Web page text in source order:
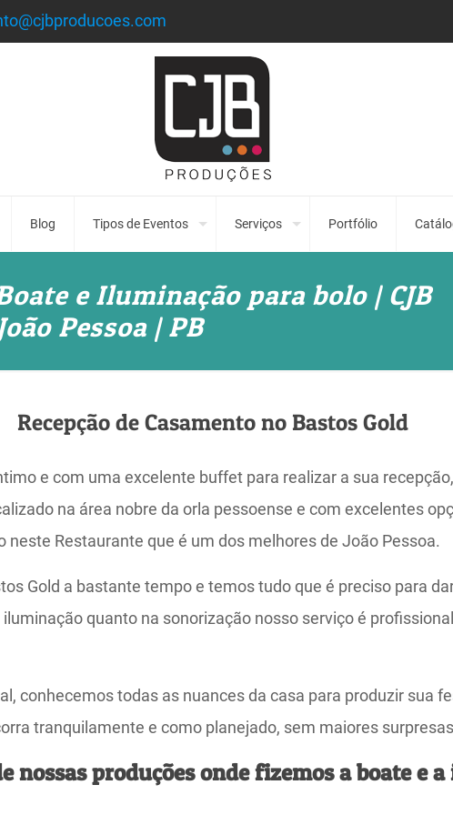
Blog Tipos de Eventos Serviços Portfólio
e Iluminação para bolo | CJB
Pessoa | PB
Recepção de Casamento no Bastos Gold
e com uma excelente buffet para realizar a sua
na área nobre da orla pessoense e com excelentes
Restaurante que é um dos melhores de João Pessoa.
Gold a bastante tempo e temos tudo que é preciso para
quanto na sonorização nosso serviço é
conhecemos todas as nuances da casa para produzir sua
tranquilamente e como planejado, sem maiores
nossas produções onde fizemos a boate e